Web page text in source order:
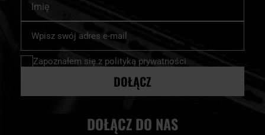
nasz
newsletter:
Zapoznałem się z polityką prywatności
DOŁĄCZ
DOŁĄCZ DO NAS